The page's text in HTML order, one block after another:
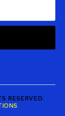
RESERVED.